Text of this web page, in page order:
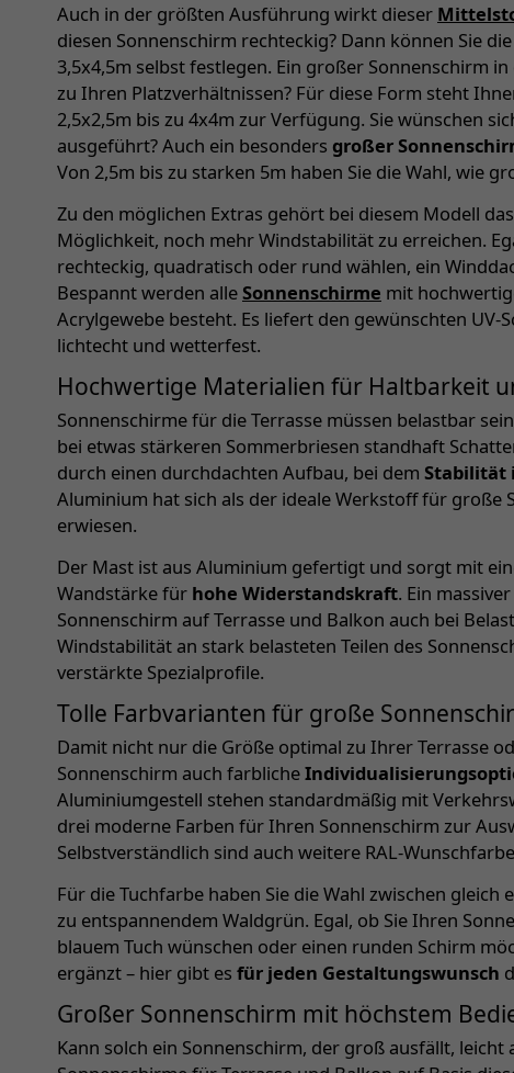
Auch in der größten Ausführung wirkt dieser
diesen Sonnenschirm rechteckig? Dann können Sie
3,5x4,5m selbst festlegen. Ein großer Sonnenschirm
zu Ihren Platzverhältnissen? Für diese Form steht
2,5x2,5m bis zu 4x4m zur Verfügung. Sie wünschen
ausgeführt? Auch ein besonders großer
Von 2,5m bis zu starken 5m haben Sie die Wahl, wie
Zu den möglichen Extras gehört bei diesem Modell
Möglichkeit, noch mehr Windstabilität zu erreichen.
rechteckig, quadratisch oder rund wählen, ein
Bespannt werden alleSonnenschirme mit
Acrylgewebe besteht. Es liefert den gewünschten
lichtecht und wetterfest.
Hochwertige Materialien für Haltbarkeit
Sonnenschirme für die Terrasse müssen belastbar
bei etwas stärkeren Sommerbriesen standhaft
durch einen durchdachten Aufbau, bei dem Stabilität
Aluminium hat sich als der ideale Werkstoff für große
erwiesen.
Der Mast ist aus Aluminium gefertigt und sorgt mit
Wandstärke für hohe Widerstandskraft. Ein
Sonnenschirm auf Terrasse und Balkon auch bei
Windstabilität an stark belasteten Teilen des
verstärkte Spezialprofile.
Tolle Farbvarianten für große
Damit nicht nur die Größe optimal zu Ihrer Terrasse
Sonnenschirm auch farbliche
Aluminiumgestell stehen standardmäßig mit
drei moderne Farben für Ihren Sonnenschirm zur
Selbstverständlich sind auch weitere RAL-
Für die Tuchfarbe haben Sie die Wahl zwischen gleich
zu entspannendem Waldgrün. Egal, ob Sie Ihren
blauem Tuch wünschen oder einen runden Schirm
ergänzt – hier gibt es für jeden Gestaltungswunsch
Großer Sonnenschirm mit höchstem
Kann solch ein Sonnenschirm, der groß ausfällt, leicht